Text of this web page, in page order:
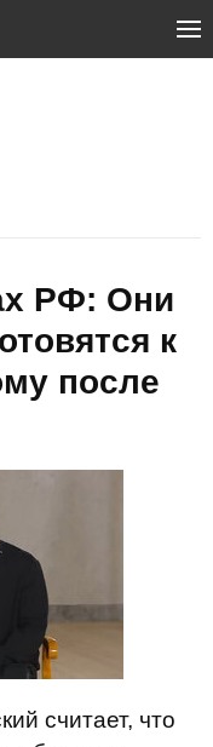
РФ: Они
к
после
считает, что